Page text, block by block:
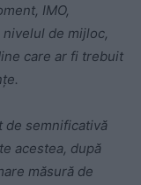
IMO,
de mijloc,
care ar fi trebuit
de semnificativă
acestea, după
măsură de